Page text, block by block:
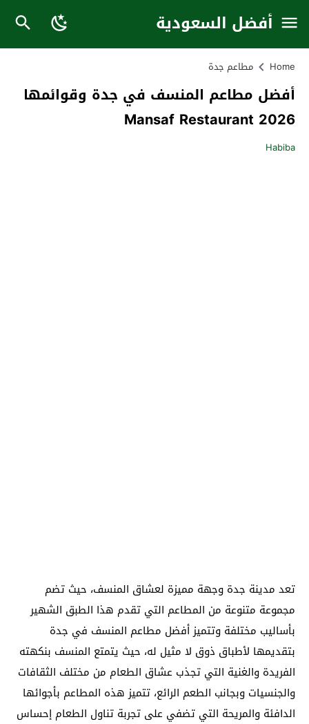
أفضل السعودية
Home مطاعم جدة
أفضل مطاعم المنسف في جدة وقوائمها
2026 Mansaf Restaurant
Habiba
تعد مدينة جدة وجهة مميزة لعشاق المنسف، حيث تضم
مجموعة متنوعة من المطاعم التي تقدم هذا الطبق الشهير
بأساليب مختلفة وتتميز أفضل مطاعم المنسف في جدة
بتقديمها لأطباق ذوق لا مثيل له، حيث يتمتع المنسف بنكهته
الفريدة والغنية التي تجذب عشاق الطعام من مختلف الثقافات
والجنسيات وبجانب الطعم الرائع، تتميز هذه المطاعم بأجوائها
الدافئة والمريحة التي تضفي على تجربة تناول الطعام إحساس